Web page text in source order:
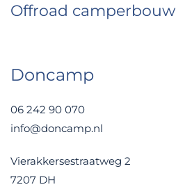
Offroad camperbouw
Doncamp
06 242 90 070
info@doncamp.nl
Vierakkersestraatweg 2
7207 DH